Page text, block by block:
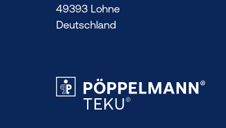
49393 Lohne
Deutschland